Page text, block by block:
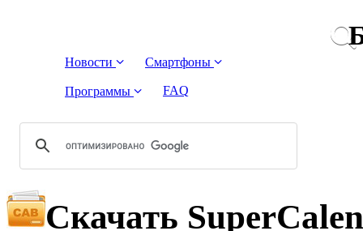
Новости Смартфоны
Программы FAQ
Скачать